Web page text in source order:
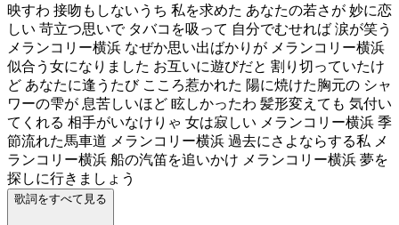
映すわ 接吻もしないうち 私を求めた あなたの若さが 妙に恋
しい 苛立つ思いで タバコを吸って 自分でむせれば 涙が笑う
メランコリー横浜 なぜか思い出ばかりが メランコリー横浜
似合う女になりました お互いに遊びだと 割り切っていたけ
ど あなたに逢うたび こころ惹かれた 陽に焼けた胸元の シャ
ワーの雫が 息苦しいほど 眩しかったわ 髪形変えても 気付い
てくれる 相手がいなけりゃ 女は寂しい メランコリー横浜 季
節流れた馬車道 メランコリー横浜 過去にさよならする私 メ
ランコリー横浜 船の汽笛を追いかけ メランコリー横浜 夢を
探しに行きましょう
歌詞をすべて見る